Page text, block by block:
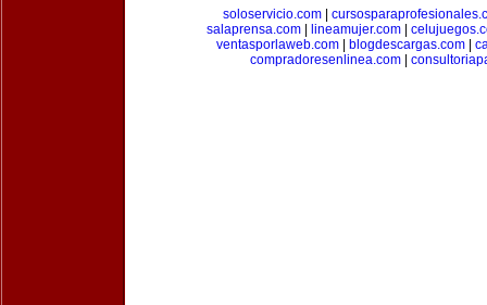
soloservicio.com|
salaprensa.com| lineamujer.com|
ventasporlaweb.com| blogdescargas.com|
compradoresenlinea.com|